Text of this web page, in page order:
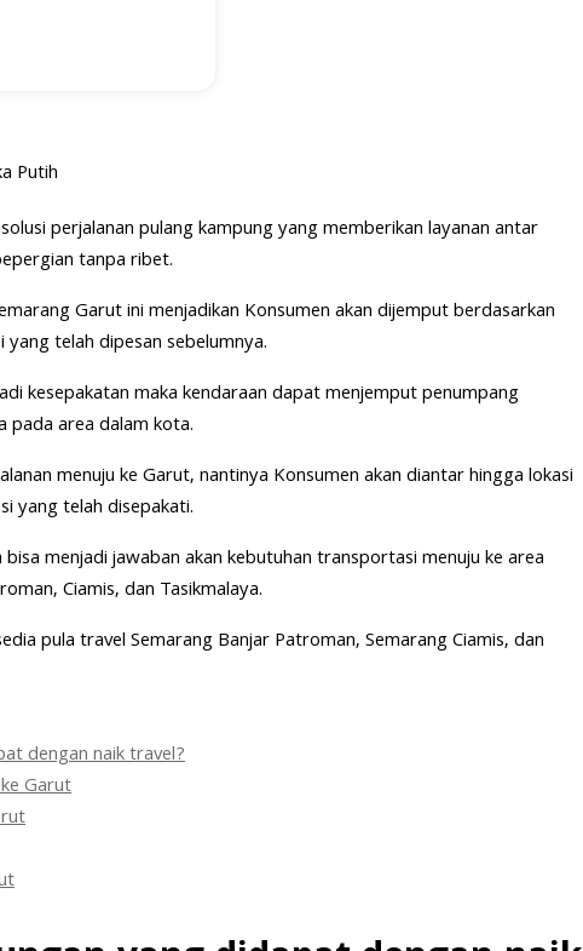
perjalanan pulang kampung yang memberikan layanan antar
tanpa ribet.
Garut ini menjadikan Konsumen akan dijemput berdasarkan
telah dipesan sebelumnya.
kesepakatan maka kendaraan dapat menjemput penumpang
pada area dalam kota.
menuju ke Garut, nantinya Konsumen akan diantar hingga lokasi
yang telah disepakati.
menjadi jawaban akan kebutuhan transportasi menuju ke area
Ciamis, dan Tasikmalaya.
pula travel Semarang Banjar Patroman, Semarang Ciamis, dan
dengan naik travel?
Garut